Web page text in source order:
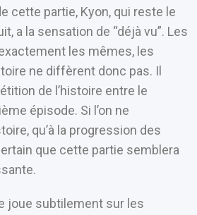
cette partie, Kyon, qui reste le
a la sensation de “déjà vu”. Les
les mêmes, les
ne diffèrent donc pas. Il
de l’histoire entre le
épisode. Si l’on ne
qu’à la progression des
que cette partie semblera
joue subtilement sur les